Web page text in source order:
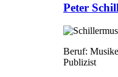
Peter
Beruf:
Publizist